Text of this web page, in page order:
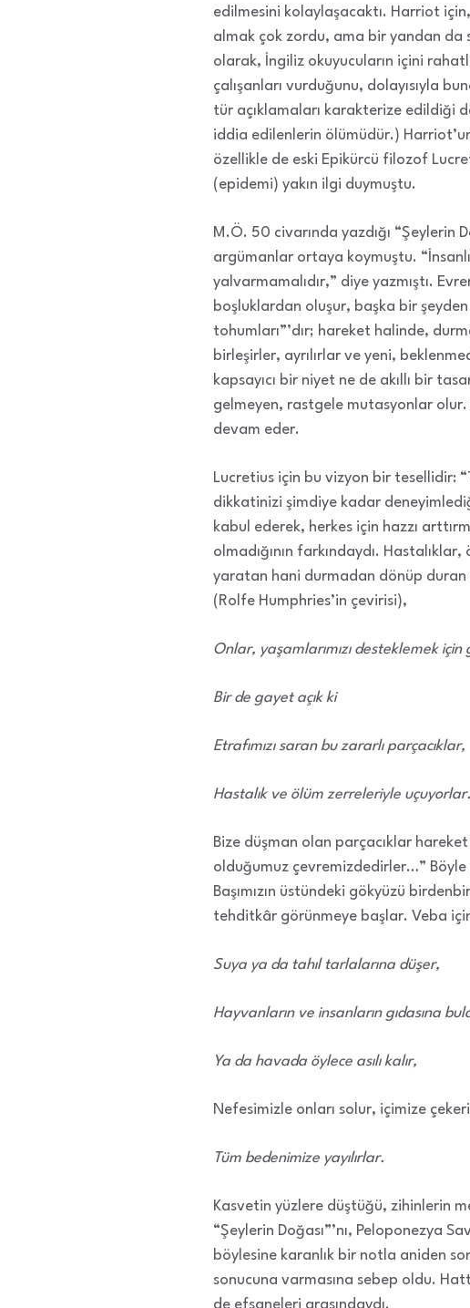
edilmesini kolaylaşacaktı. Harriot
almak çok zordu, ama bir yandan da
olarak, İngiliz okuyucuların içini
çalışanları vurduğunu, dolayısıyla
tür açıklamaları karakterize edildiği
iddia edilenlerin ölümüdür.)
özellikle de eski Epikürcü filozof
(epidemi) yakın ilgi duymuştu.
M.Ö. 50 civarında yazdığı “Şeylerin
argümanlar ortaya koymuştu.
yalvarmamalıdır,” diye yazmıştı.
boşluklardan oluşur, başka bir
tohumları”’dır; hareket halinde,
birleşirler, ayrılırlar ve yeni,
kapsayıcı bir niyet ne de akıllı bir
gelmeyen, rastgele mutasyonlar
devam eder.
Lucretius için bu vizyon bir tesellidir:
dikkatinizi şimdiye kadar
kabul ederek, herkes için hazzı
olmadığının farkındaydı.
yaratan hani durmadan dönüp
(Rolfe Humphries’in çevirisi),
Onlar, yaşamlarımızı desteklemek için
Bir de gayet açık ki
Etrafımızı saran bu zararlı parçacıklar,
Hastalık ve ölüm zerreleriyle uçuyorlar.
Bize düşman olan parçacıklar
olduğumuz çevremizdedirler…” Böyle
Başımızın üstündeki gökyüzü
tehditkâr görünmeye başlar. Veba
Suya ya da tahıl tarlalarına düşer,
Hayvanların ve insanların gıdasına
Ya da havada öylece asılı kalır,
Nefesimizle onları solur, içimize
Tüm bedenimize yayılırlar.
Kasvetin yüzlere düştüğü, zihinlerin
“Şeylerin Doğası”’nı, Peloponezya
böylesine karanlık bir notla aniden
sonucuna varmasına sebep oldu.
de efsaneleri arasındaydı.